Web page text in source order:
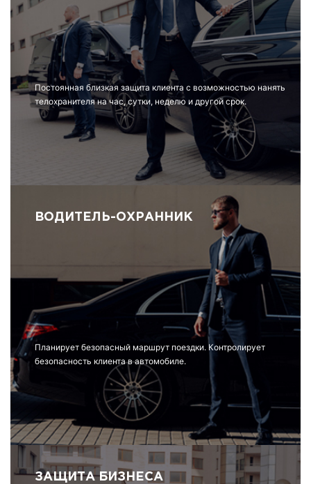
Постоянная близкая защита клиента с возможностью нанять
телохранителя на час, сутки, неделю и другой срок.
ВОДИТЕЛЬ-ОХРАННИК
Планирует безопасный маршрут поездки. Контролирует
безопасность клиента в автомобиле.
ЗАЩИТА БИЗНЕСА